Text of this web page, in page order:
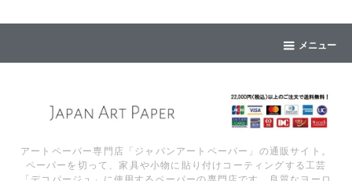
メニュー
アートペーパー専門店「ジャパンアートペーパー」の通販サイト。
ペーパーを切って、家具や小物に貼り付けコーティングする工芸